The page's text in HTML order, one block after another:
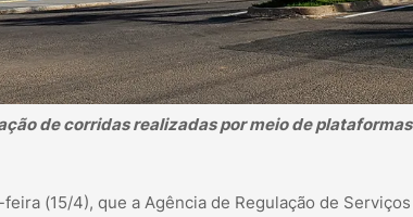
de corridas realizadas por meio de plataformas
(15/4), que a Agência de Regulação de Serviços